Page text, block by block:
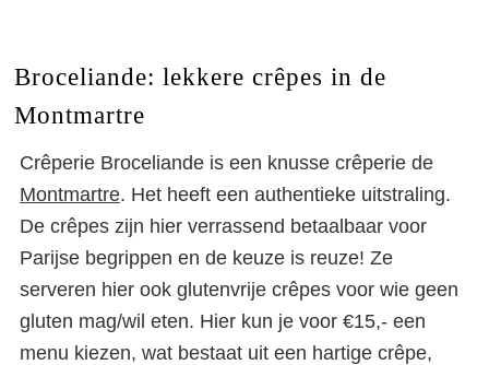
Broceliande: lekkere crêpes in de
Montmartre
Crêperie Broceliande is een knusse crêperie de
Montmartre. Het heeft een authentieke uitstraling.
De crêpes zijn hier verrassend betaalbaar voor
Parijse begrippen en de keuze is reuze! Ze
serveren hier ook glutenvrije crêpes voor wie geen
gluten mag/wil eten. Hier kun je voor €15,- een
menu kiezen, wat bestaat uit een hartige crêpe,